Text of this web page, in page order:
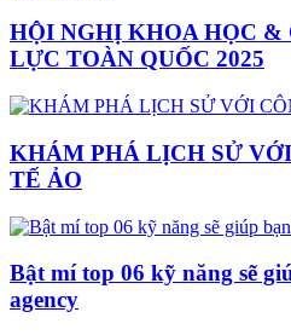
HỘI NGHỊ KHOA HỌC &
LỰC TOÀN QUỐC 2025
KHÁM PHÁ LỊCH SỬ
TẾ ẢO
Bật mí top 06 kỹ năng sẽ
agency